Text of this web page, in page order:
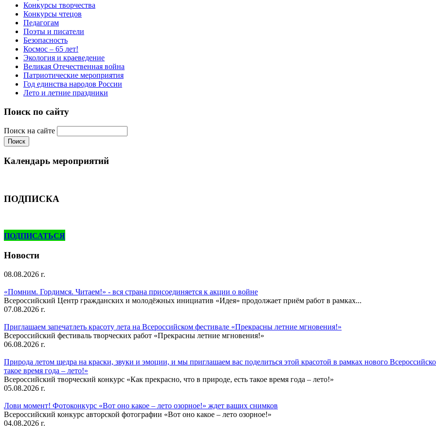
Конкурсы творчества
Конкурсы чтецов
Педагогам
Поэты и писатели
Безопасность
Космос – 65 лет!
Экология и краеведение
Великая Отечественная война
Патриотические мероприятия
Год единства народов России
Лето и летние праздники
Поиск по сайту
Поиск на сайте
Календарь мероприятий
ПОДПИСКА
ПОДПИСАТЬСЯ
Новости
08.08.2026 г.
«Помним. Гордимся. Читаем!» - вся страна присоединяется к акции о войне
Всероссийский Центр гражданских и молодёжных инициатив «Идея» продолжает приём работ в рамках...
07.08.2026 г.
Приглашаем запечатлеть красоту лета на Всероссийском фестивале «Прекрасны летние мгновения!»
Всероссийский фестиваль творческих работ «Прекрасны летние мгновения!»
06.08.2026 г.
Природа летом щедра на краски, звуки и эмоции, и мы приглашаем вас поделиться этой красотой в рамках нового
такое время года – лето!»
Всероссийский творческий конкурс «Как прекрасно, что в природе, есть такое время года – лето!»
05.08.2026 г.
Лови момент! Фотоконкурс «Вот оно какое – лето озорное!» ждет ваших снимков
Всероссийский конкурс авторской фотографии «Вот оно какое – лето озорное!»
04.08.2026 г.